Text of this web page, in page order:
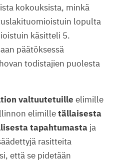
kokouksista, minkä
lopulta
käsitteli 5.
päätöksessä
todistajien puolesta
valtuutetuille elimille
elimilletällaisesta
tapahtumasta ja
rasitteita
että se pidetään